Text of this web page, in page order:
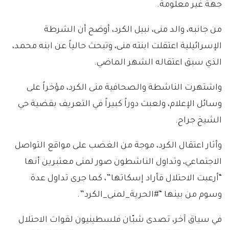
جهة غير معلومة.
من جانبه، والد منى، نبيل الكرد، أوضح أن الشرطة
الإسرائيلية اعتقلت ابنته منى، وتبحث حالياً عن ابنه محمد،
الذي سبق اعتقاله الشهر الماضي.
واشتهرت الناشطة والصحافية منى الكرد، مؤخراً على
وسائل الإعلام، ولعبت دوراً كبيراً في التعريف بقضية حي
الشيخ جراح.
وأثار اعتقال الكرد، موجة من الغضب على مواقع التواصل
الاجتماعي، وتداول الناشطون صور لمنى معتبرين أنها
“أرعبت الاحتلال فأراد إسكاتها”، كما جرى تداول عدة
وسوم من بينها “#الحرية_لمنى_الكرد”.
في سياق آخر، تصدى شبّان فلسطينيون لقوات الاحتلال